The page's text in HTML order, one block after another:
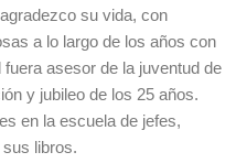
su vida, con
a lo largo de los años con
asesor de la juventud de
y jubileo de los 25 años.
en la escuela de jefes,
libros.